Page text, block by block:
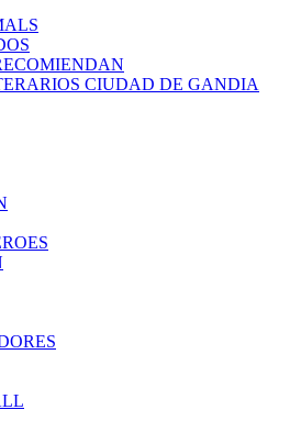
CIUDAD DE GANDIA